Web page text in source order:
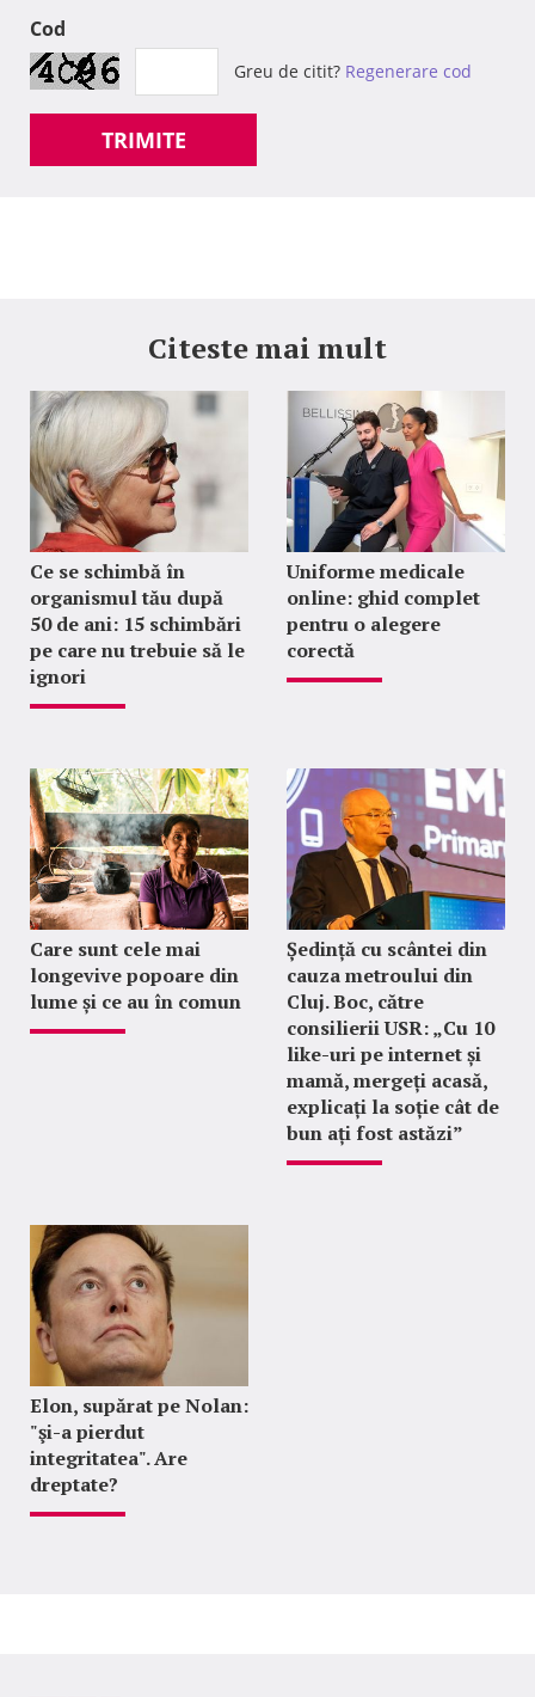
Cod
Greu de citit? Regenerare cod
TRIMITE
Citeste mai mult
Ce se schimbă în
organismul tău după
50 de ani: 15 schimbări
pe care nu trebuie să le
ignori
Uniforme medicale
online: ghid complet
pentru o alegere
corectă
Care sunt cele mai
longevive popoare din
lume și ce au în comun
Ședință cu scântei din
cauza metroului din
Cluj. Boc, către
consilierii USR: „Cu 10
like-uri pe internet și
mamă, mergeți acasă,
explicați la soție cât de
bun ați fost astăzi”
Elon, supărat pe Nolan:
"şi-a pierdut
integritatea". Are
dreptate?